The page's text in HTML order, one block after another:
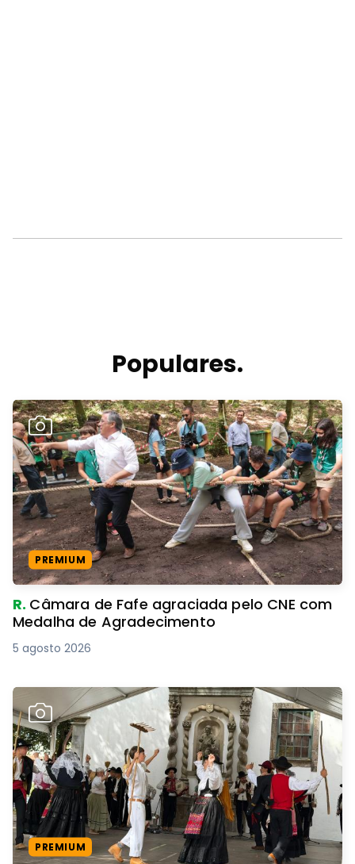
Populares.
PREMIUM
R. Câmara de Fafe agraciada pelo CNE com
Medalha de Agradecimento
5 agosto 2026
PREMIUM